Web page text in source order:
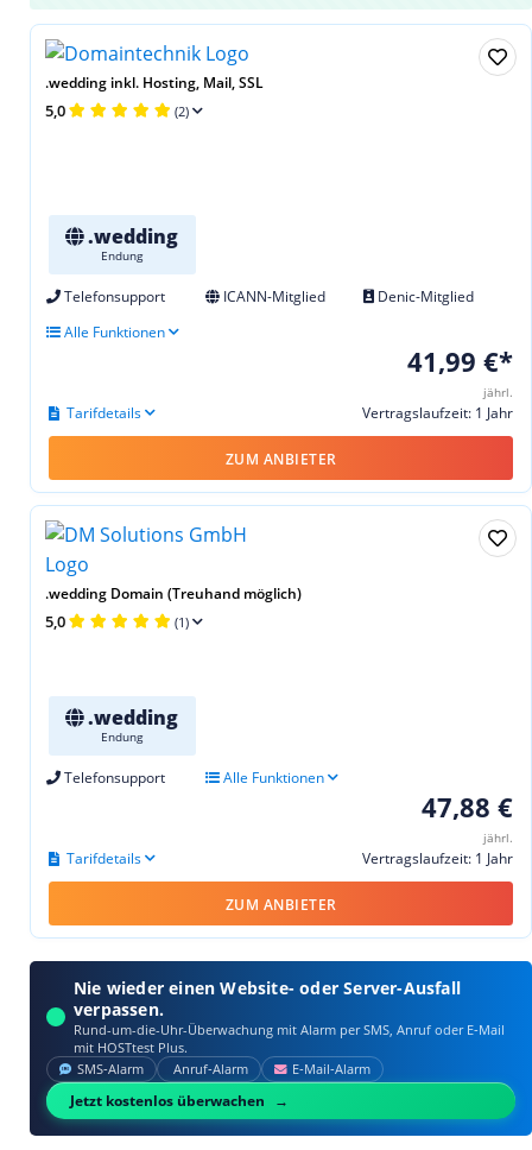
.wedding inkl. Hosting, Mail, SSL
5,0 (2)
.wedding
Endung
Telefonsupport ICANN-Mitglied
Denic-Mitglied
Alle Funktionen
41,99 €*
jährl.
Vertragslaufzeit: 1 Jahr
Tarifdetails
ZUM ANBIETER
.wedding Domain (Treuhand möglich)
5,0 (1)
.wedding
Endung
Telefonsupport Alle Funktionen
47,88 €
jährl.
Vertragslaufzeit: 1 Jahr
Tarifdetails
ZUM ANBIETER
Nie wieder einen Website- oder Server-Ausfall
verpassen.
Rund-um-die-Uhr-Überwachung mit Alarm per SMS, Anruf oder E‑Mail
mit HOSTtest Plus.
SMS‑Alarm Anruf‑Alarm E‑Mail‑Alarm
Jetzt kostenlos überwachen